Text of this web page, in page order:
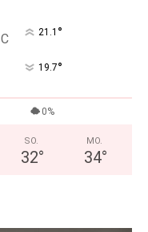
C 21.1 °
19.7°
0%
SO.
32°
MO.
34°